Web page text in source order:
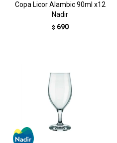
Copa Licor Alambic 90ml x12
Nadir
$ 690